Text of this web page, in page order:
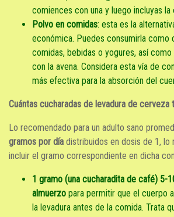
comiences con una y luego incluyas la
Polvo en comidas: esta es la
económica. Puedes consumirla como
comidas, bebidas o yogures, así
con la avena. Considera esta vía de
más efectiva para la absorción del
Cuántas cucharadas de levadura de cerveza
Lo recomendado para un adulto sano
gramos por día distribuidos en dosis de 1, lo
incluir el gramo correspondiente en dicha
1 gramo (una cucharadita de café) 5-
almuerzo para permitir que el cuerpo
la levadura antes de la comida. Trata